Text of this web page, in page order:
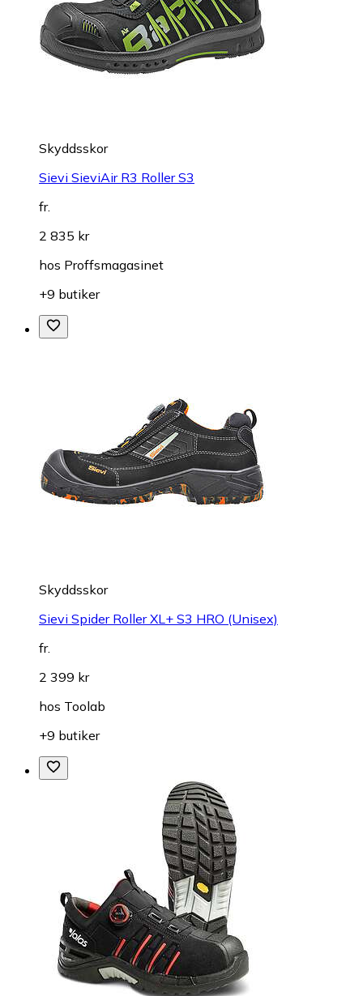
Skyddsskor
Sievi SieviAir R3 Roller S3
fr.
2 835 kr
hos Proffsmagasinet
+9 butiker
Skyddsskor
Sievi Spider Roller XL+ S3 HRO (Unisex)
fr.
2 399 kr
hos Toolab
+9 butiker